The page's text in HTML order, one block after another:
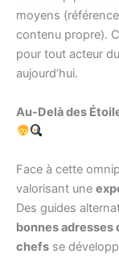
moyens
contenu propre).
pour tout acteur
aujourd’hui.
Au-Delà des
Face à cette
valorisant une
Des guides
bonnes adresses
chefs se